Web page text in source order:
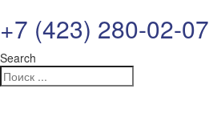
+7 (423) 280-02-07
Search